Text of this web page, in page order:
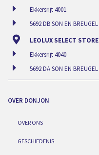
Ekkersrijt 4001
5692 DB SON EN BREUGEL
LEOLUX SELECT STORE
Ekkersrijt 4040
5692 DA SON EN BREUGEL
OVER DONJON
OVER ONS
GESCHIEDENIS